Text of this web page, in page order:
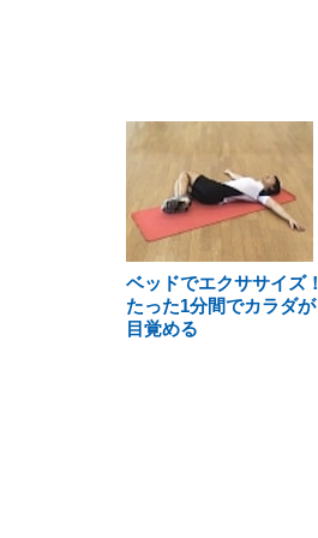
ベッドでエクササイズ！
たった1分間でカラダが
目覚める